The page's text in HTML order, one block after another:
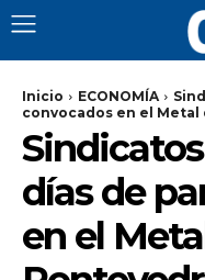
Inicio ECONOMÍA
convocados en el Metal
días de
en el